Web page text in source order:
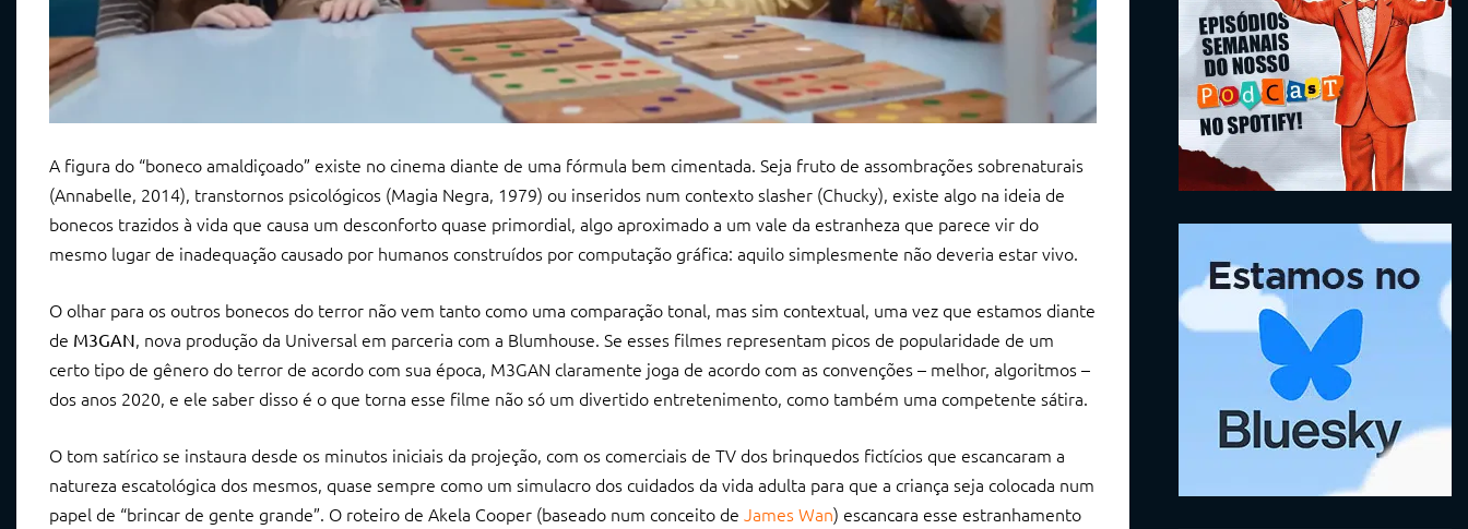
A figura do “boneco amaldiçoado” existe no cinema diante de uma fórmula bem cimentada. Seja fruto de assombrações sobrenaturais
(Annabelle, 2014), transtornos psicológicos (Magia Negra, 1979) ou inseridos num contexto slasher (Chucky), existe algo na ideia de
bonecos trazidos à vida que causa um desconforto quase primordial, algo aproximado a um vale da estranheza que parece vir do
mesmo lugar de inadequação causado por humanos construídos por computação gráfica: aquilo simplesmente não deveria estar vivo.
O olhar para os outros bonecos do terror não vem tanto como uma comparação tonal, mas sim contextual, uma vez que estamos diante
de M3GAN, nova produção da Universal em parceria com a Blumhouse. Se esses filmes representam picos de popularidade de um
certo tipo de gênero do terror de acordo com sua época, M3GAN claramente joga de acordo com as convenções – melhor, algoritmos –
dos anos 2020, e ele saber disso é o que torna esse filme não só um divertido entretenimento, como também uma competente sátira.
O tom satírico se instaura desde os minutos iniciais da projeção, com os comerciais de TV dos brinquedos fictícios que escancaram a
natureza escatológica dos mesmos, quase sempre como um simulacro dos cuidados da vida adulta para que a criança seja colocada num
papel de “brincar de gente grande”. O roteiro de Akela Cooper (baseado num conceito de James Wan) escancara esse estranhamento